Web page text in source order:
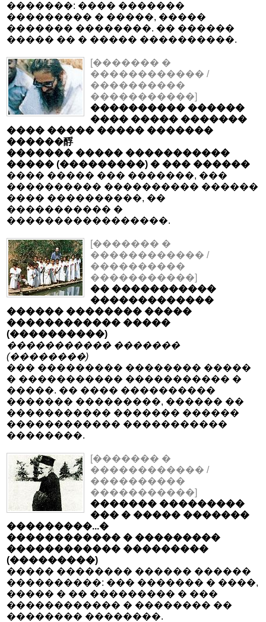
�������: ���� �������
��������� � �����, �����
������� ��������. �� ������
����� �� � ����� ����������.
[������� �
������������ /
����������
�����������]
���������� ������
���� ����� �������
���� ����� ����� �������
������酻
������� ����� �����������
����� (���������) � ��� ������
���� ����� ��� �������, ���
���������� ���������� ������
���� ����������, ��
����������� �
�����������������.
[������� �
������������ /
����������
�����������]
�� �����������
�������������
������ �������� �����
������������ �����
(����������)
����������� �������
(��������)
��� ��������� �������� �����
� ����������� ����������� �
�����. �� ���� ����������
������� ���������, ������ ��
����������� ������� ������
������������ �����������
��������.
[������� �
������������ /
����������
�����������]
������� ���������
��� � ����� �������
���������...�
������������ � ���������
������������ ���������
(���������)
����� �������� ������ ������
����������: ��� ������� � ����,
����� � �� ��������� � ���
������������ � �������� ��
�������� ��������.